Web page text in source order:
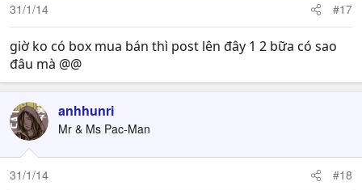
31/1/14 #17
giờ ko có box mua bán thì post lên đây 1 2 bữa có sao
đâu mà @@
anhhunri
Mr & Ms Pac-Man
31/1/14 #18